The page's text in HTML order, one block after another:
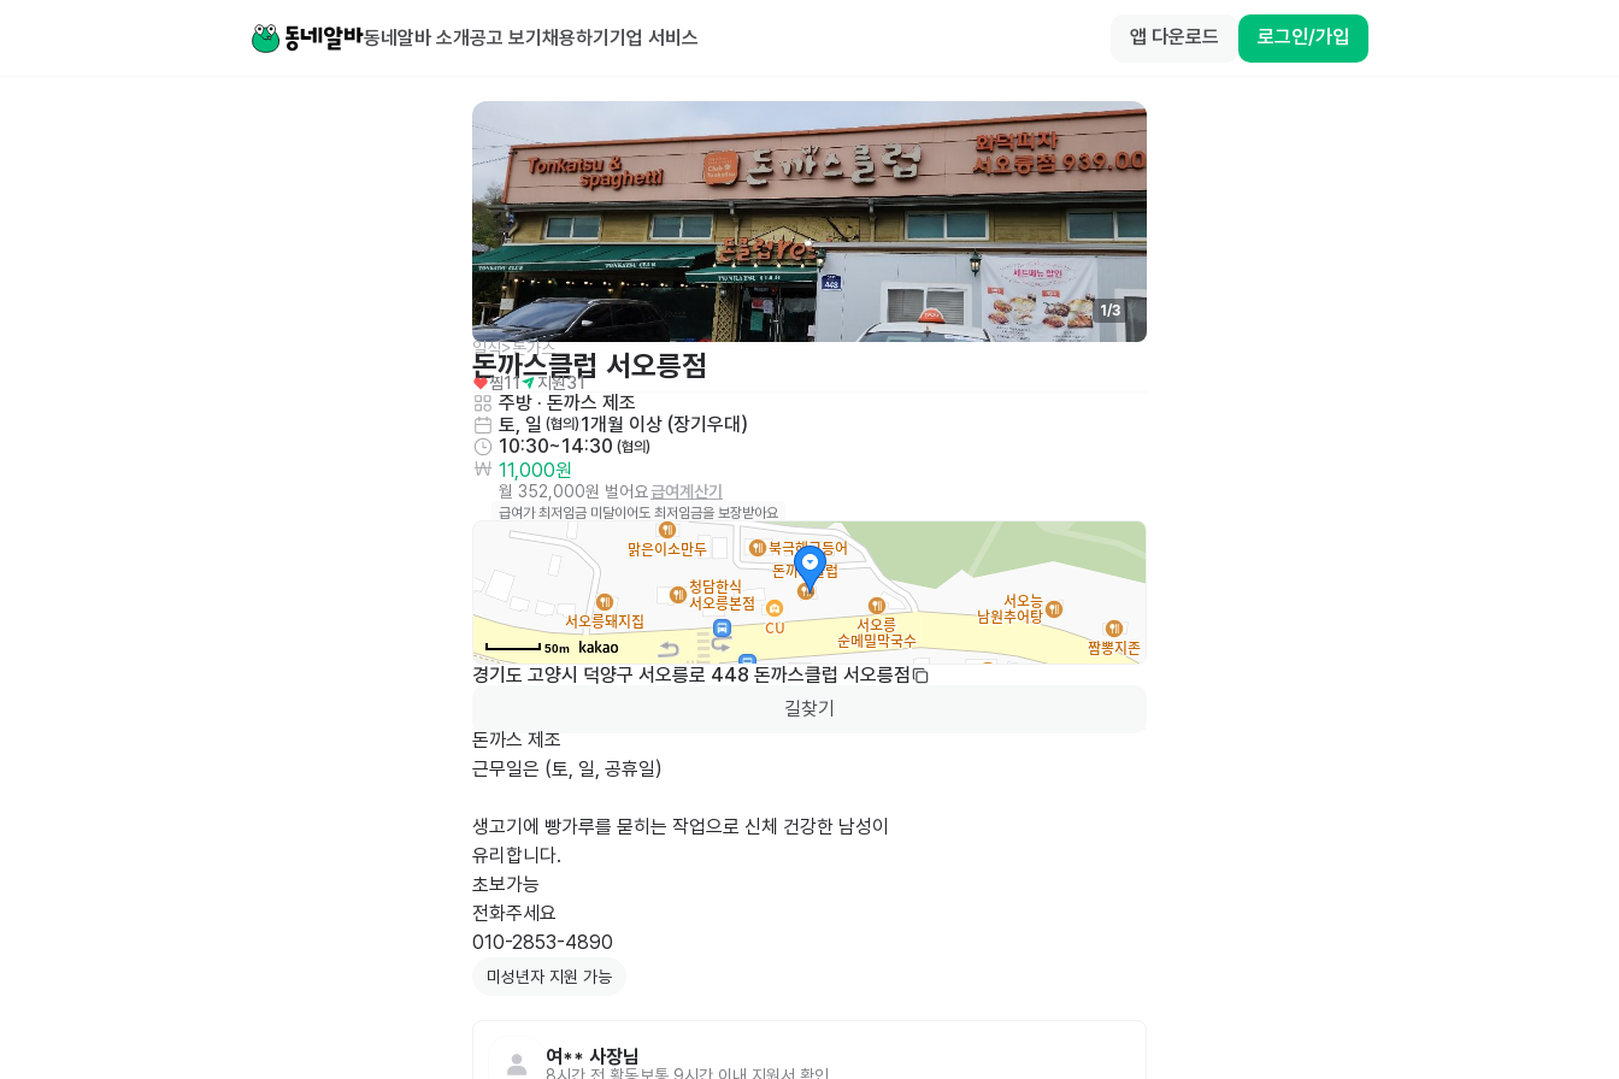
동네알바 소개공고 보기 채용하기 기업 서비스 앱 다운로드 로그인/가입
1/3
일식>돈가스
돈까스클럽 서오릉점
찜11 지원31
주방 · 돈까스 제조
토, 일 (협의) 1개월 이상 (장기우대)
10:30~14:30 (협의)
11,000원
월 352,000원 벌어요급여계산기
급여가 최저임금 미달이어도 최저임금을 보장받아요
50m
경기도 고양시 덕양구 서오릉로 448 돈까스클럽 서오릉점
길찾기
돈까스 제조
근무일은 (토, 일, 공휴일)
생고기에 빵가루를 묻히는 작업으로 신체 건강한 남성이
유리합니다.
초보가능
전화주세요
010-2853-4890
미성년자 지원 가능
여** 사장님